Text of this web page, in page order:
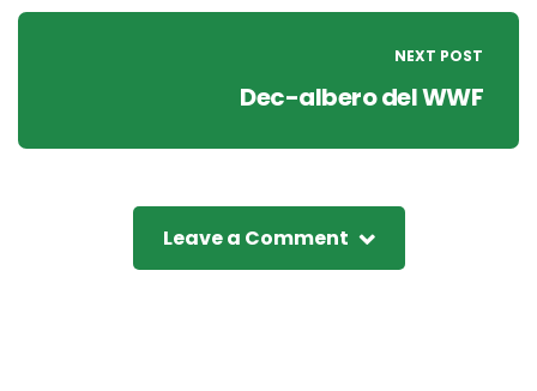
NEXT POST
Dec-albero del WWF
Leave a Comment